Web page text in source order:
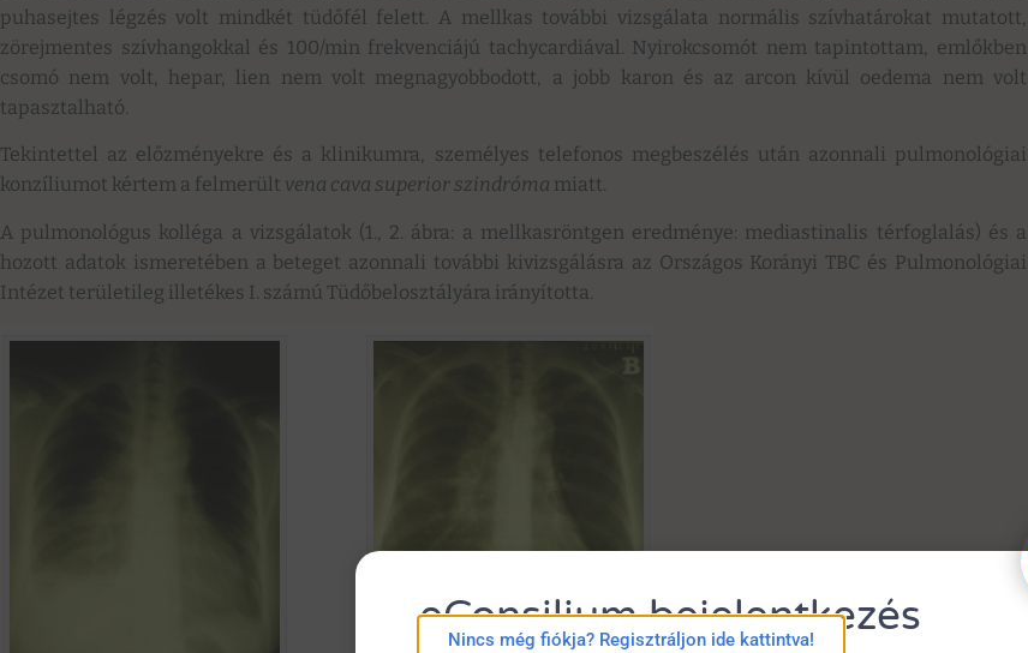
puhasejtes légzés volt mindkét tüdőfél felett. A mellkas további vizsgálata normális szívhatárokat mutatott,
zörejmentes szívhangokkal és 100/min frekvenciájú tachycardiával. Nyirokcsomót nem tapintottam, emlőkben
csomó nem volt, hepar, lien nem volt megnagyobbodott, a jobb karon és az arcon kívül oedema nem volt
tapasztalható.
Tekintettel az előzményekre és a klinikumra, személyes telefonos megbeszélés után azonnali pulmonológiai
konzíliumot kértem a felmerült vena cava superior szindróma miatt.
A pulmonológus kolléga a vizsgálatok (1., 2. ábra: a mellkasröntgen eredménye: mediastinalis térfoglalás) és a
hozott adatok ismeretében a beteget azonnali további kivizsgálásra az Országos Korányi TBC és Pulmonológiai
Intézet területileg illetékes I. számú Tüdőbelosztályára irányította.
eConsilium bejelentkezés
Nincs még fiókja? Regisztráljon ide kattintva!